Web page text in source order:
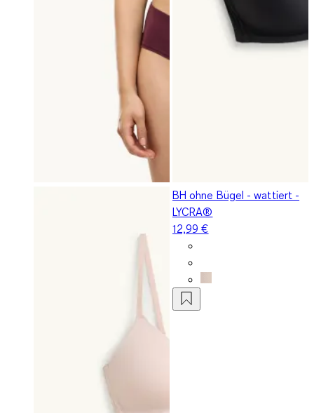
BH ohne Bügel - wattiert -
LYCRA®
12,99 €